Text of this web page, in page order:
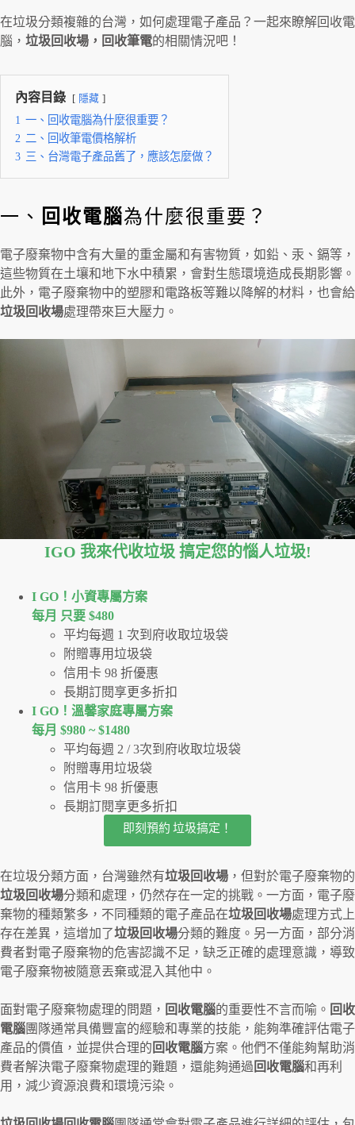
在垃圾分類複雜的台灣，如何處理電子產品？一起來瞭解回收電
腦， 垃圾回收場，回收筆電的相關情況吧！
內容目錄 隱藏
1 一、回收電腦為什麼很重要？
2 二、回收筆電價格解析
3 三、台灣電子產品舊了，應該怎麼做？
一、 回收電腦為什麼很重要？
電子廢棄物中含有大量的重金屬和有害物質，如鉛、汞、鎘等，
這些物質在土壤和地下水中積累，會對生態環境造成長期影響。
此外，電子廢棄物中的塑膠和電路板等難以降解的材料，也會給
垃圾回收場處理帶來巨大壓力。
IGO 我來代收垃圾 搞定您的惱人垃圾!
I GO！⼩資專屬⽅案
每月 只要 $480
平均每週 1 次到府收取垃圾袋
附贈專用垃圾袋
信用卡 98 折優惠
長期訂閱享更多折扣
I GO！溫馨家庭專屬方案
每月 $980 ~ $1480
平均每週 2 / 3次到府收取垃圾袋
附贈專用垃圾袋
信用卡 98 折優惠
長期訂閱享更多折扣
即刻預約 垃圾搞定！
在垃圾分類方面，台灣雖然有垃圾回收場 ，但對於電子廢棄物的
垃圾回收場分類和處理，仍然存在一定的挑戰。一方面，電子廢
棄物的種類繁多，不同種類的電子產品在垃圾回收場處理方式上
存在差異，這增加了垃圾回收場分類的難度。另一方面，部分消
費者對電子廢棄物的危害認識不足，缺乏正確的處理意識，導致
電子廢棄物被隨意丟棄或混入其他中。
面對電子廢棄物處理的問題， 回收電腦的重要性不言而喻。 回收
電腦團隊通常具備豐富的經驗和專業的技能，能夠準確評估電子
產品的價值，並提供合理的 回收電腦方案。他們不僅能夠幫助消
費者解決電子廢棄物處理的難題，還能夠通過 回收電腦和再利
用，減少資源浪費和環境污染。